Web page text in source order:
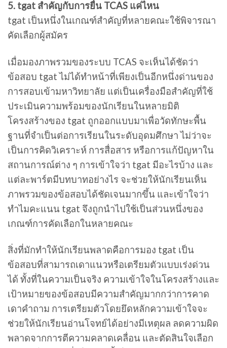
5. tgat สำคัญกับการยื่น TCAS แค่ไหน
tgat เป็นหนึ่งในเกณฑ์สำคัญที่หลายคณะใช้พิจารณา
คัดเลือกผู้สมัคร
เมื่อมองภาพรวมของระบบ TCAS จะเห็นได้ชัดว่า
ข้อสอบ tgat ไม่ได้ทำหน้าที่เพียงเป็นอีกหนึ่งด่านของ
การสอบเข้ามหาวิทยาลัย แต่เป็นเครื่องมือสำคัญที่ใช้
ประเมินความพร้อมของนักเรียนในหลายมิติ
โครงสร้างของ tgat ถูกออกแบบมาเพื่อวัดทักษะพื้น
ฐานที่จำเป็นต่อการเรียนในระดับอุดมศึกษา ไม่ว่าจะ
เป็นการคิดวิเคราะห์ การสื่อสาร หรือการแก้ปัญหาใน
สถานการณ์ต่าง ๆ การเข้าใจว่า tgat มีอะไรบ้าง และ
แต่ละพาร์ตมีบทบาทอย่างไร จะช่วยให้นักเรียนเห็น
ภาพรวมของข้อสอบได้ชัดเจนมากขึ้น และเข้าใจว่า
ทำไมคะแนน tgat จึงถูกนำไปใช้เป็นส่วนหนึ่งของ
เกณฑ์การคัดเลือกในหลายคณะ
สิ่งที่มักทำให้นักเรียนพลาดคือการมอง tgat เป็น
ข้อสอบที่สามารถเดาแนวหรือเตรียมตัวแบบเร่งด่วน
ได้ ทั้งที่ในความเป็นจริง ความเข้าใจในโครงสร้างและ
เป้าหมายของข้อสอบมีความสำคัญมากกว่าการคาด
เดาคำถาม การเตรียมตัวโดยยึดหลักความเข้าใจจะ
ช่วยให้นักเรียนอ่านโจทย์ได้อย่างมีเหตุผล ลดความผิด
พลาดจากการตีความคลาดเคลื่อน และตัดสินใจเลือก